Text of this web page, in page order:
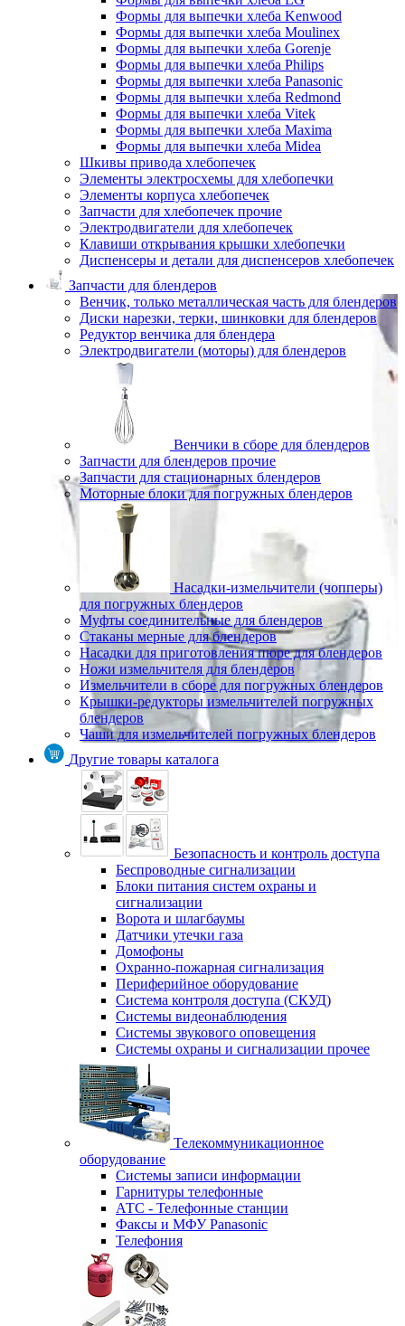
Формы для выпечки хлеба Kenwood
Формы для выпечки хлеба Moulinex
Формы для выпечки хлеба Gorenje
Формы для выпечки хлеба Philips
Формы для выпечки хлеба Panasonic
Формы для выпечки хлеба Redmond
Формы для выпечки хлеба Vitek
Формы для выпечки хлеба Maxima
Формы для выпечки хлеба Midea
Шкивы привода хлебопечек
Элементы электросхемы для хлебопечки
Элементы корпуса хлебопечек
Запчасти для хлебопечек прочие
Электродвигатели для хлебопечек
Клавиши открывания крышки хлебопечки
Диспенсеры и детали для диспенсеров хлебопечек
Запчасти для блендеров
Венчик, только металлическая часть для блендеров
Диски нарезки, терки, шинковки для блендеров
Редуктор венчика для блендера
Электродвигатели (моторы) для блендеров
Венчики в сборе для блендеров
Запчасти для блендеров прочие
Запчасти для стационарных блендеров
Моторные блоки для погружных блендеров
Насадки-измельчители (чопперы)
для погружных блендеров
Муфты соединительные для блендеров
Стаканы мерные для блендеров
Насадки для приготовления пюре для блендеров
Ножи измельчителя для блендеров
Измельчители в сборе для погружных блендеров
Крышки-редукторы измельчителей погружных
блендеров
Чаши для измельчителей погружных блендеров
Другие товары каталога
Безопасность и контроль доступа
Беспроводные сигнализации
Блоки питания систем охраны и
сигнализации
Ворота и шлагбаумы
Датчики утечки газа
Домофоны
Охранно-пожарная сигнализация
Периферийное оборудование
Система контроля доступа (СКУД)
Системы видеонаблюдения
Системы звукового оповещения
Системы охраны и сигнализации прочее
Телекоммуникационное
оборудование
Системы записи информации
Гарнитуры телефонные
АТС - Телефонные станции
Факсы и МФУ Panasonic
Телефония